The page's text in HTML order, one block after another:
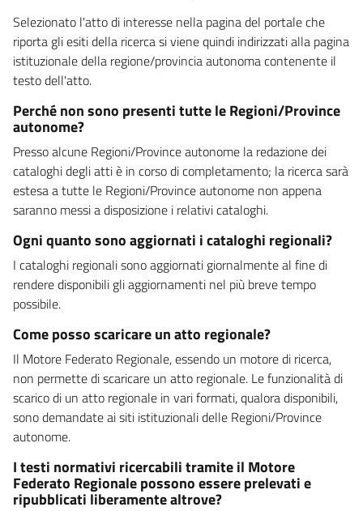
Selezionato l'atto di interesse nella pagina del portale che
riporta gli esiti della ricerca si viene quindi indirizzati alla pagina
istituzionale della regione/provincia autonoma contenente il
testo dell'atto.
Perché non sono presenti tutte le Regioni/Province
autonome?
Presso alcune Regioni/Province autonome la redazione dei
cataloghi degli atti è in corso di completamento; la ricerca sarà
estesa a tutte le Regioni/Province autonome non appena
saranno messi a disposizione i relativi cataloghi.
Ogni quanto sono aggiornati i cataloghi regionali?
I cataloghi regionali sono aggiornati giornalmente al fine di
rendere disponibili gli aggiornamenti nel più breve tempo
possibile.
Come posso scaricare un atto regionale?
Il Motore Federato Regionale, essendo un motore di ricerca,
non permette di scaricare un atto regionale. Le funzionalità di
scarico di un atto regionale in vari formati, qualora disponibili,
sono demandate ai siti istituzionali delle Regioni/Province
autonome.
I testi normativi ricercabili tramite il Motore
Federato Regionale possono essere prelevati e
ripubblicati liberamente altrove?